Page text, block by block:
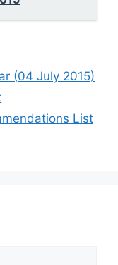
(04 July 2015)
List